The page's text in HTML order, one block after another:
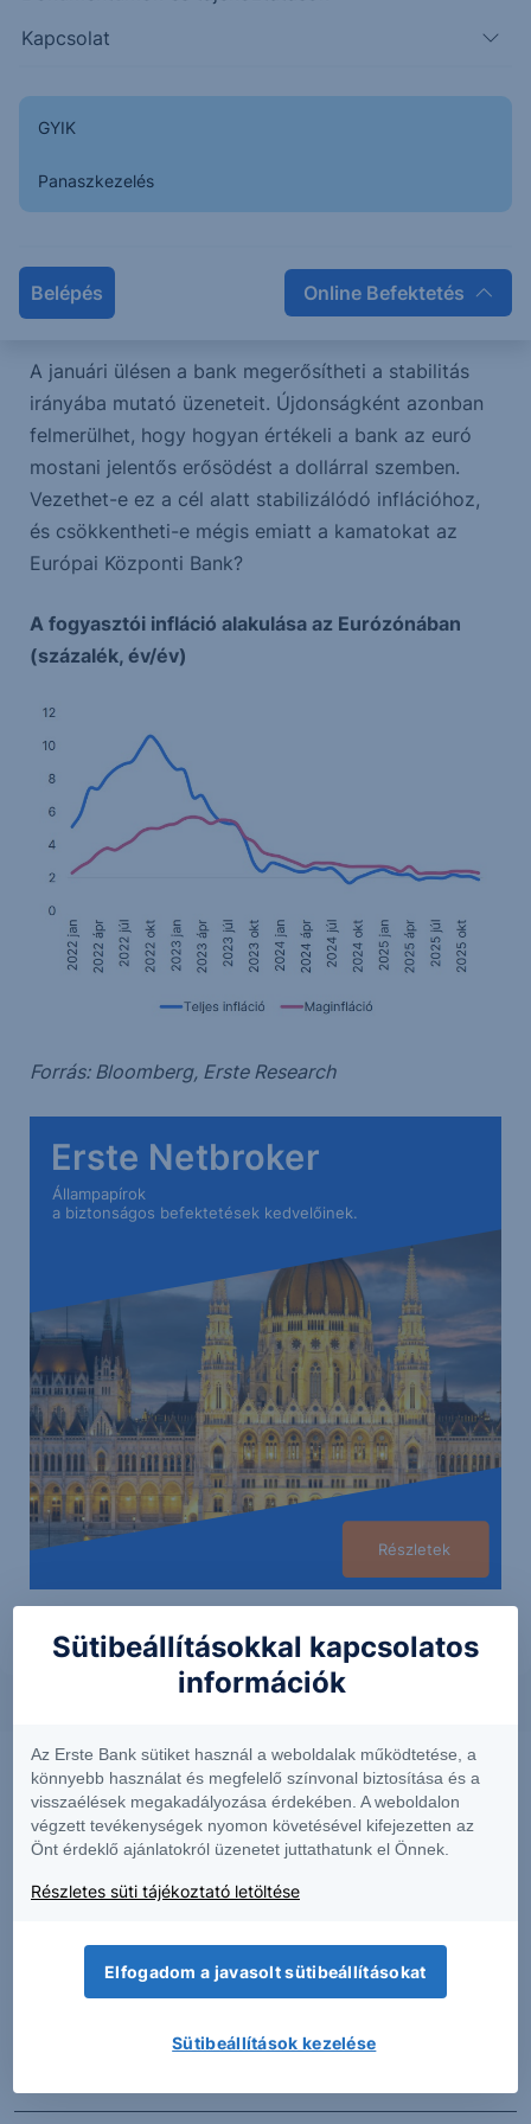
Kapcsolat
GYIK
Panaszkezelés
Belépés Online Befektetés
Korábban a decemberi ülésen Lagarde elnök
fenntarthatónak gondolja a jelenlegi
és a célhoz közeli inflációs pálya pedig abba az
irányba mutatnak, hogy belátható időn belül nem is
árazások is stabil kamatokkal számolnak 2026
végéig.
A januári ülésen a bank megerősítheti a stabilitás
irányába mutató üzeneteit. Újdonságként azonban
felmerülhet, hogy hogyan értékeli a bank az euró
mostani jelentős erősödést a dollárral szemben.
Vezethet-e ez a cél alatt stabilizálódó inflációhoz,
és csökkentheti-e mégis emiatt a kamatokat az
Európai Központi Bank?
A fogyasztói infláció alakulása az Eurózónában
(százalék, év/év)
Forrás: Bloomberg, Erste Research
Erste Netbroker
Állampapírok
a biztonságos befektetések kedvelőinek.
Részletek
Erős lett a MOL második negyedéve
PIACI HÍREK
Sütibeállításokkal kapcsolatos
információk
Az Erste Bank sütiket használ a weboldalak működtetése, a
könnyebb használat és megfelelő színvonal biztosítása és a
visszaélések megakadályozása érdekében. A weboldalon
végzett tevékenységek nyomon követésével kifejezetten az
Önt érdeklő ajánlatokról üzenetet juttathatunk el Önnek.
Részletes süti tájékoztató letöltése
Elfogadom a javasolt sütibeállításokat
Sütibeállítások kezelése